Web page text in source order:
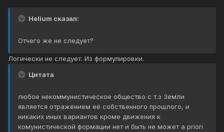
Helium сказал:
Отчего же не следует?
Логически не следует. Из формулировки.
Цитата
любое некоммунистическое общество с т.з Земли
является отражением её собственного прошлого, и
никаких иных вариантов кроме движения к
комунистической формации нет и быть не может a priori